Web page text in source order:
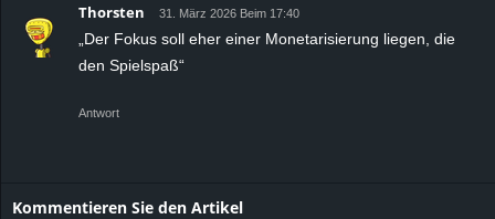
Thorsten 31. März 2026 Beim 17:40
„Der Fokus soll eher einer Monetarisierung liegen, die
den Spielspaß“
Antwort
Kommentieren Sie den Artikel